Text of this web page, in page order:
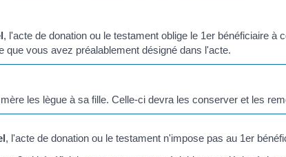
, l'acte de donation ou le testament oblige le 1er bénéficiaire à
que vous avez préalablement désigné dans l'acte.
les lègue à sa fille. Celle-ci devra les conserver et les
, l'acte de donation ou le testament n'impose pas au 1er